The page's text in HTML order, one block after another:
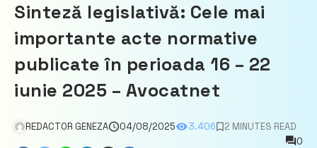
Sinteză legislativă: Cele mai
importante acte normative
publicate în perioada 16 – 22
iunie 2025 – Avocatnet
REDACTOR GENEZA 04/08/2025 3.406
2 MINUTES READ
0